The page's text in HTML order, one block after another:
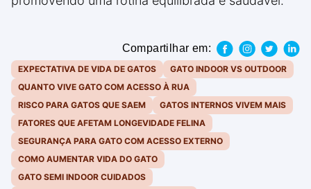
Compartilhar em:
EXPECTATIVA DE VIDA DE GATOS
GATO INDOOR VS OUTDOOR
QUANTO VIVE GATO COM ACESSO À RUA
RISCO PARA GATOS QUE SAEM
GATOS INTERNOS VIVEM MAIS
FATORES QUE AFETAM LONGEVIDADE FELINA
SEGURANÇA PARA GATO COM ACESSO EXTERNO
COMO AUMENTAR VIDA DO GATO
GATO SEMI INDOOR CUIDADOS